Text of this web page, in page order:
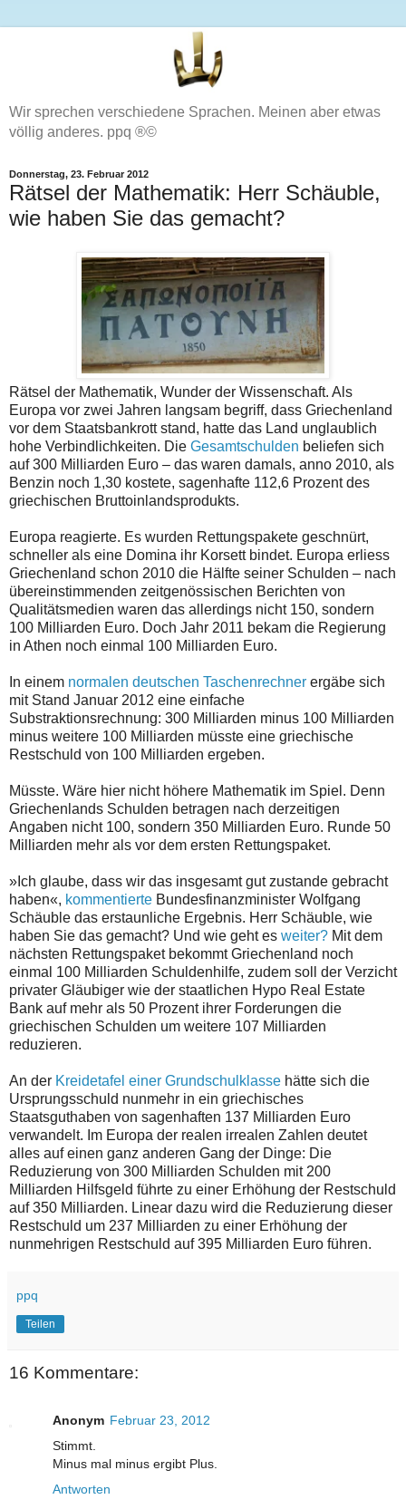
Wir sprechen verschiedene Sprachen. Meinen aber etwas
völlig anderes. ppq ®©
Donnerstag, 23. Februar 2012
Rätsel der Mathematik: Herr Schäuble,
wie haben Sie das gemacht?
Rätsel der Mathematik, Wunder der Wissenschaft. Als
Europa vor zwei Jahren langsam begriff, dass Griechenland
vor dem Staatsbankrott stand, hatte das Land unglaublich
hohe Verbindlichkeiten. Die Gesamtschulden beliefen sich
auf 300 Milliarden Euro – das waren damals, anno 2010, als
Benzin noch 1,30 kostete, sagenhafte 112,6 Prozent des
griechischen Bruttoinlandsprodukts.
Europa reagierte. Es wurden Rettungspakete geschnürt,
schneller als eine Domina ihr Korsett bindet. Europa erliess
Griechenland schon 2010 die Hälfte seiner Schulden – nach
übereinstimmenden zeitgenössischen Berichten von
Qualitätsmedien waren das allerdings nicht 150, sondern
100 Milliarden Euro. Doch Jahr 2011 bekam die Regierung
in Athen noch einmal 100 Milliarden Euro.
In einem normalen deutschen Taschenrechner ergäbe sich
mit Stand Januar 2012 eine einfache
Substraktionsrechnung: 300 Milliarden minus 100 Milliarden
minus weitere 100 Milliarden müsste eine griechische
Restschuld von 100 Milliarden ergeben.
Müsste. Wäre hier nicht höhere Mathematik im Spiel. Denn
Griechenlands Schulden betragen nach derzeitigen
Angaben nicht 100, sondern 350 Milliarden Euro. Runde 50
Milliarden mehr als vor dem ersten Rettungspaket.
»Ich glaube, dass wir das insgesamt gut zustande gebracht
haben«, kommentierte Bundesfinanzminister Wolfgang
Schäuble das erstaunliche Ergebnis. Herr Schäuble, wie
haben Sie das gemacht? Und wie geht es weiter? Mit dem
nächsten Rettungspaket bekommt Griechenland noch
einmal 100 Milliarden Schuldenhilfe, zudem soll der Verzicht
privater Gläubiger wie der staatlichen Hypo Real Estate
Bank auf mehr als 50 Prozent ihrer Forderungen die
griechischen Schulden um weitere 107 Milliarden
reduzieren.
An der Kreidetafel einer Grundschulklasse hätte sich die
Ursprungsschuld nunmehr in ein griechisches
Staatsguthaben von sagenhaften 137 Milliarden Euro
verwandelt. Im Europa der realen irrealen Zahlen deutet
alles auf einen ganz anderen Gang der Dinge: Die
Reduzierung von 300 Milliarden Schulden mit 200
Milliarden Hilfsgeld führte zu einer Erhöhung der Restschuld
auf 350 Milliarden. Linear dazu wird die Reduzierung dieser
Restschuld um 237 Milliarden zu einer Erhöhung der
nunmehrigen Restschuld auf 395 Milliarden Euro führen.
ppq
Teilen
16 Kommentare:
Anonym Februar 23, 2012
Stimmt.
Minus mal minus ergibt Plus.
Antworten